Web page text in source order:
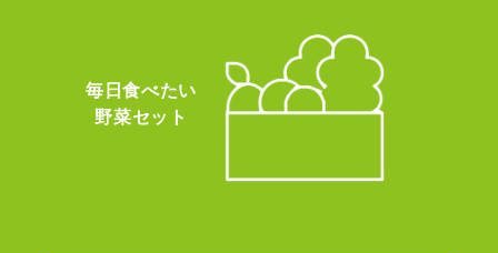
毎日食べたい
野菜セット